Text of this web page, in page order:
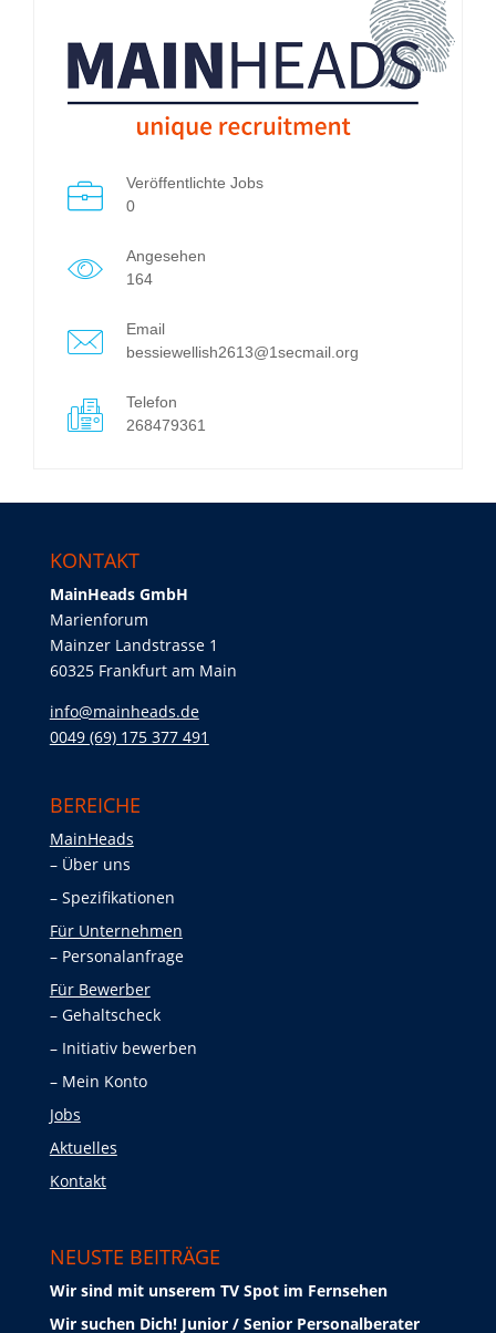
Veröffentlichte Jobs
0
Angesehen
164
Email
bessiewellish2613@1secmail.org
Telefon
268479361
KONTAKT
MainHeads GmbH
Marienforum
Mainzer Landstrasse 1
60325 Frankfurt am Main
info@mainheads.de
0049 (69) 175 377 491
BEREICHE
MainHeads
Über uns
Spezifikationen
Für Unternehmen
Personalanfrage
Für Bewerber
Gehaltscheck
Initiativ bewerben
Mein Konto
Jobs
Aktuelles
Kontakt
NEUSTE BEITRÄGE
Wir sind mit unserem TV Spot im Fernsehen
Wir suchen Dich! Junior / Senior Personalberater